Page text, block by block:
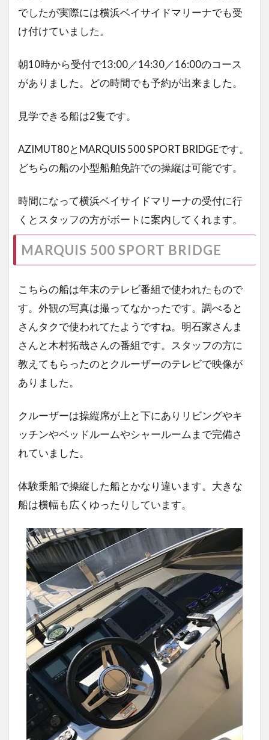
でしたが実際には横浜ベイサイドマリーナでも受
け付けていました。
朝10時から受付で13:00／14:30／16:00のコース
がありました。どの時間でも予約が出来ました。
見学できる船は2隻です。
AZIMUT80とMARQUIS 500 SPORT BRIDGEです。
どちらの船の小型船舶免許での操縦は可能です。
時間になって横浜ベイサイドマリーナの受付に行
くとスタッフの方がボートに案内してくれます。
MARQUIS 500 SPORT BRIDGE
こちらの船は年末のテレビ番組で使われたもので
す。外観の写真は撮ってなかったです。調べると
さんタクで使われてたようですね。明石家さんま
さんと木村拓哉さんの番組です。スタッフの方に
教えてもらったのとクルーザーのテレビで映像が
ありました。
クルーザーは操縦席が上と下にありリビングやキ
ッチンやベッドルームやシャールームまで完備さ
れていました。
体験乗船で操縦した船とかなり違います。大きな
船は横幅も広くゆったりしています。